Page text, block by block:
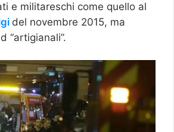
e militareschi come quello al
del novembre 2015, ma
“artigianali”.